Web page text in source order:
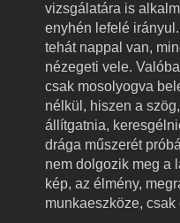
vizsgálatára is
enyhén lefelé
tehát nappal van,
nézegeti vele.
csak mosolyogva
nélkül, hiszen a
állítgatnia,
drága műszerét
nem dolgozik meg a
kép, az élmény,
munkaeszköze, csak